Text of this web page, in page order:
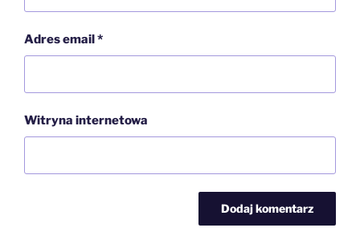
Adres email*
Witryna internetowa